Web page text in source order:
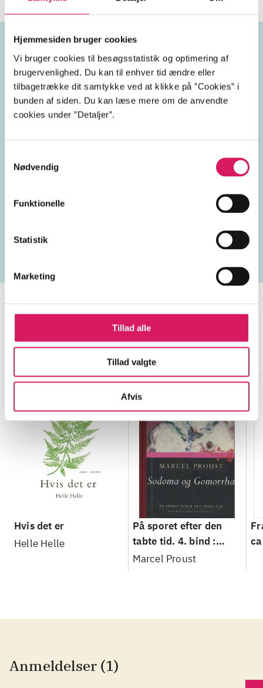
Hjemmesiden bruger cookies
Vi bruger cookies til besøgsstatistik og optimering af
brugervenlighed. Du kan til enhver tid ændre eller
tilbagetrække dit samtykke ved at klikke på ”Cookies” i
bunden af siden. Du kan læse mere om de anvendte
cookies under ”Detaljer”.
Nødvendig
Funktionelle
Statistik
Marketing
Tillad alle
Tillad valgte
Afvis
Emneord
humor
kvinder
Lignende emneord
kvinderollen
Minder om
Hvis det er
Helle Helle
På sporet efter den
tabte tid. 4. bind :
Sodoma og Gomorrha
Marcel Proust
Anmeldelser (1)